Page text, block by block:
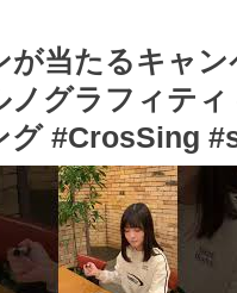
当たるキャン
ノグラフィテ
グ #CrosSing